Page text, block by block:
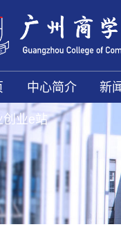
中心简介 新
创业e站